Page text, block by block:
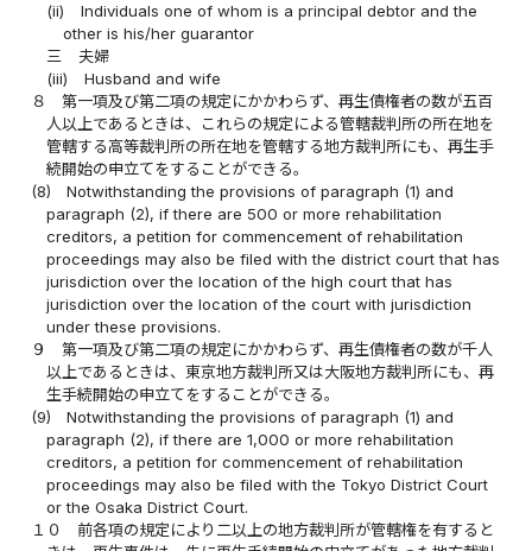
(ii)
Individuals one of whom is a principal debtor and the
other is his/her guarantor
三
夫婦
(iii)
Husband and wife
８
第一項及び第二項の規定にかかわらず、再生債権者の数が五百
人以上であるときは、これらの規定による管轄裁判所の所在地を
管轄する高等裁判所の所在地を管轄する地方裁判所にも、再生手
続開始の申立てをすることができる。
(8)
Notwithstanding the provisions of paragraph (1) and
paragraph (2), if there are 500 or more rehabilitation
creditors, a petition for commencement of rehabilitation
proceedings may also be filed with the district court that has
jurisdiction over the location of the high court that has
jurisdiction over the location of the court with jurisdiction
under these provisions.
９
第一項及び第二項の規定にかかわらず、再生債権者の数が千人
以上であるときは、東京地方裁判所又は大阪地方裁判所にも、再
生手続開始の申立てをすることができる。
(9)
Notwithstanding the provisions of paragraph (1) and
paragraph (2), if there are 1,000 or more rehabilitation
creditors, a petition for commencement of rehabilitation
proceedings may also be filed with the Tokyo District Court
or the Osaka District Court.
１０
前各項の規定により二以上の地方裁判所が管轄権を有すると